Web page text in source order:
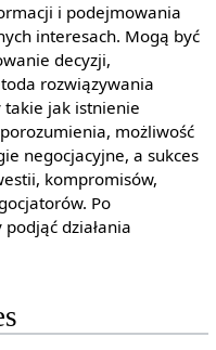
i podejmowania
interesach. Mogą być
decyzji,
rozwiązywania
takie jak istnienie
możliwość
negocjacyjne, a sukces
kompromisów,
Po
działania